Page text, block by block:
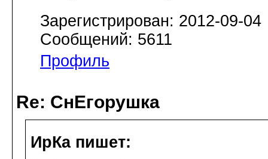
Зарегистрирован: 2012-09-04
Сообщений: 5611
Профиль
Re: СнЕгорушка
ИрКа пишет: